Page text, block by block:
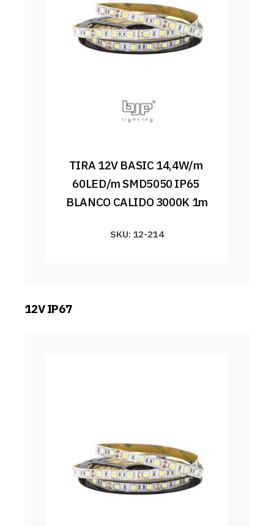
TIRA 12V BASIC 14,4W/m
60LED/m SMD5050 IP65
BLANCO CALIDO 3000K 1m
SKU: 12-214
12V IP67